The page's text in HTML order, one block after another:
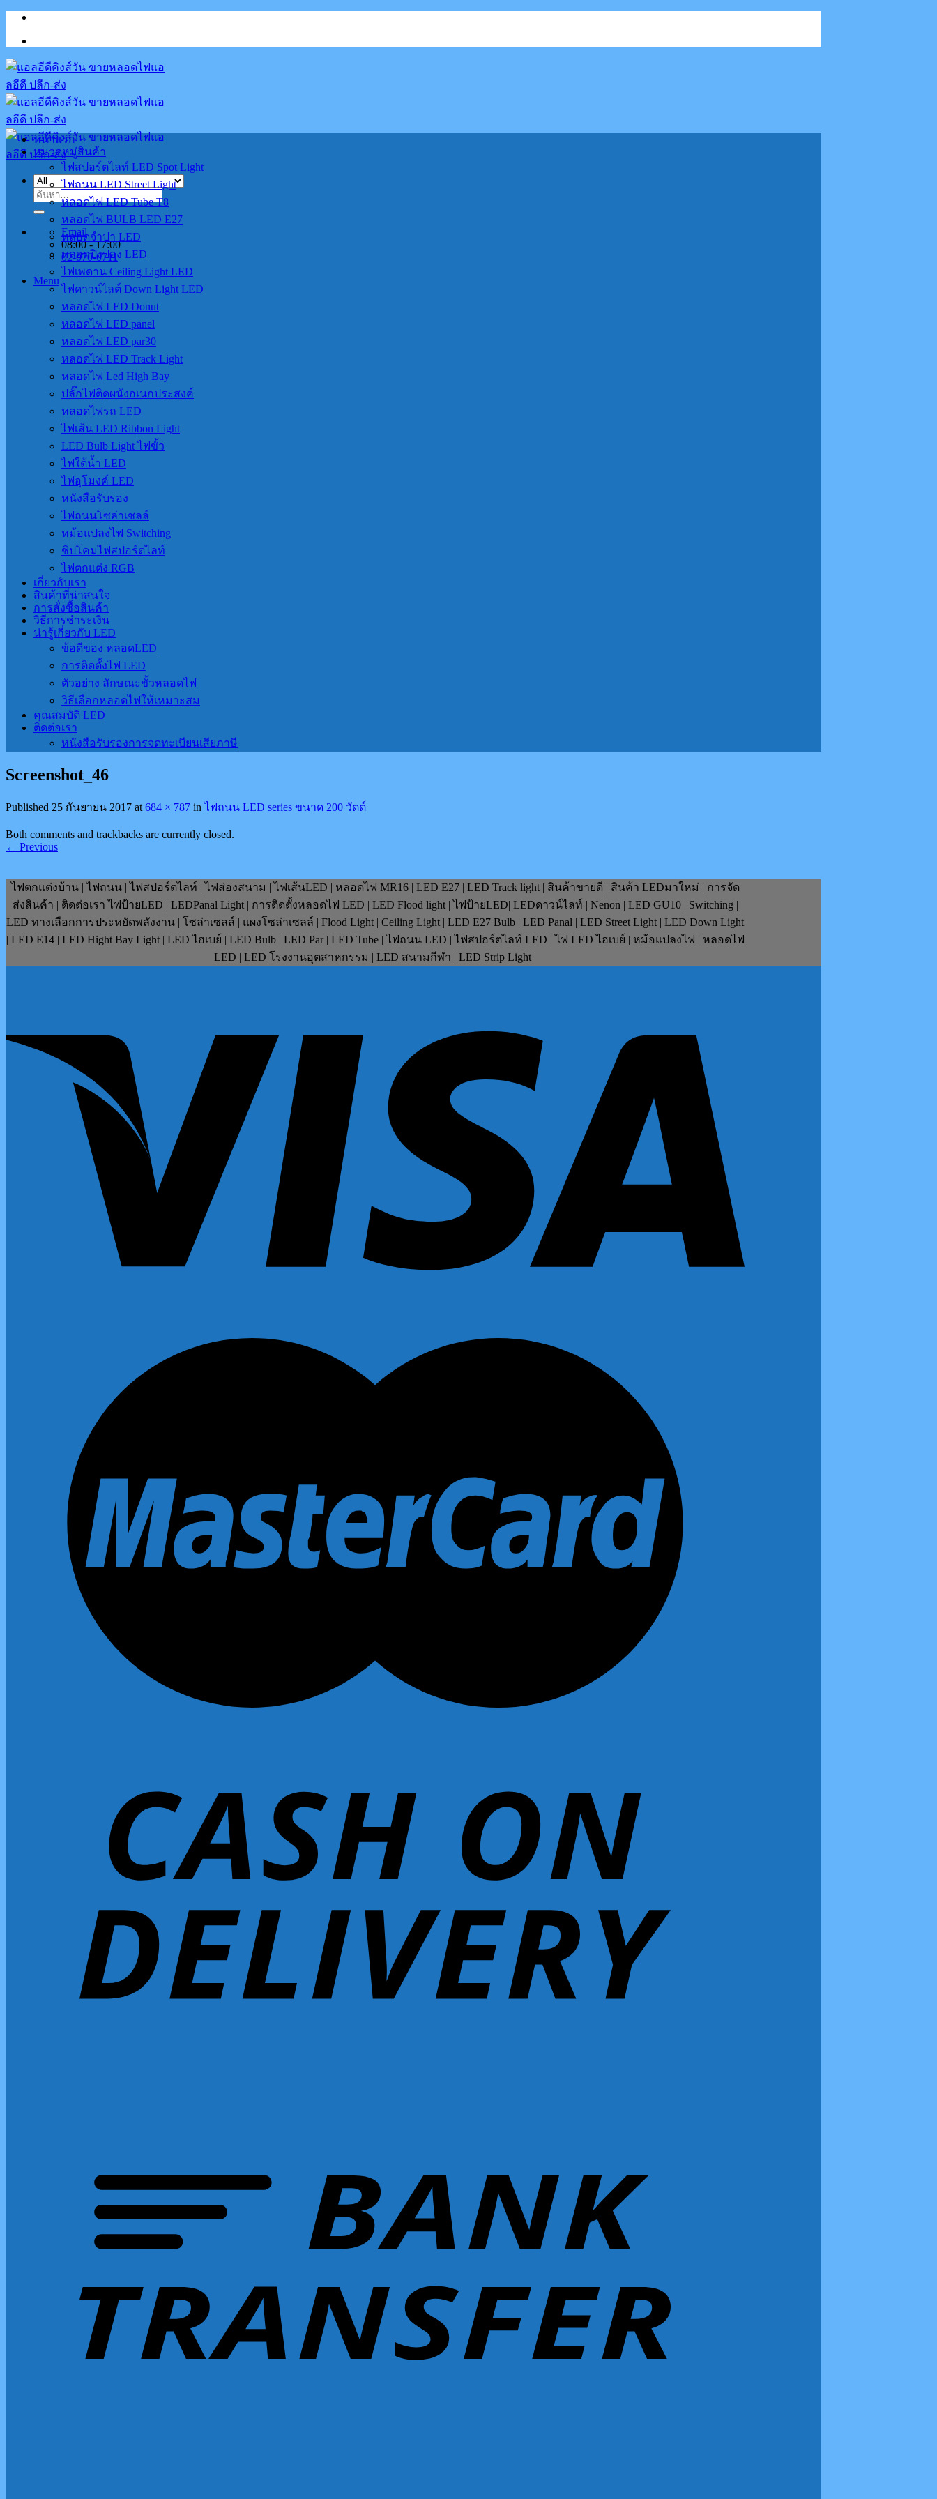
Skip
content
ค้นหา:
Email
08:00 - 17:00
02-070-0711
Menu
หน้าแรก
หมวดหมู่สินค้า
ไฟสปอร์ตไลท์ LED Spot Light
ไฟถนน LED Street Light
หลอดไฟ LED Tube T8
หลอดไฟ BULB LED E27
หลอดจำปา LED
หลอดปิงปอง LED
ไฟเพดาน Ceiling Light LED
ไฟดาวน์ไลต์ Down Light LED
หลอดไฟ LED Donut
หลอดไฟ LED panel
หลอดไฟ LED par30
หลอดไฟ LED Track Light
หลอดไฟ Led High Bay
ปลั๊กไฟติดผนังอเนกประสงค์
หลอดไฟรถ LED
ไฟเส้น LED Ribbon Light
LED Bulb Light ไฟขั้ว
ไฟใต้น้ำ LED
ไฟอุโมงค์ LED
หนังสือรับรอง
ไฟถนนโซล่าเชลล์
หม้อแปลงไฟ Switching
ชิปโคมไฟสปอร์ตไลท์
ไฟตกแต่ง RGB
เกี่ยวกับเรา
สินค้าที่น่าสนใจ
การสั่งซื้อสินค้า
วิธีการชำระเงิน
น่ารู้เกี่ยวกับ LED
ข้อดีของ หลอดLED
การติดตั้งไฟ LED
ตัวอย่าง ลักษณะขั้วหลอดไฟ
วิธีเลือกหลอดไฟให้เหมาะสม
คุณสมบัติ LED
ติดต่อเรา
หนังสือรับรองการจดทะเบียนเสียภาษี
Screenshot_46
Published 25 กันยายน 2017 at 684 × 787 inไฟถนน LED series ขนาด 200 วัตต์
Both comments and trackbacks are currently closed.
← Previous
ไฟตกแต่งบ้าน | ไฟถนน | ไฟสปอร์ตไลท์ | ไฟส่องสนาม | ไฟเส้นLED | หลอดไฟ MR16 | LED E27 | LED Track light | สินค้าขายดี | สินค้า LEDมาใหม่ | การจัด
ส่งสินค้า | ติดต่อเรา ไฟป้ายLED | LEDPanal Light | การติดตั้งหลอดไฟ LED | LED Flood light | ไฟป้ายLED| LEDดาวน์ไลท์ | Nenon | LED GU10 | Switching |
LED ทางเลือกการประหยัดพลังงาน | โซล่าเซลล์ | แผงโซล่าเซลล์ | Flood Light | Ceiling Light | LED E27 Bulb | LED Panal | LED Street Light | LED Down Light
| LED E14 | LED Hight Bay Light | LED ไฮเบย์ | LED Bulb | LED Par | LED Tube | ไฟถนน LED | ไฟสปอร์ตไลท์ LED | ไฟ LED ไฮเบย์ | หม้อแปลงไฟ | หลอดไฟ
LED | LED โรงงานอุตสาหกรรม | LED สนามกีฬา | LED Strip Light |